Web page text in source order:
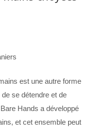
est une autre forme
se détendre et de
Hands a développé
et cet ensemble peut